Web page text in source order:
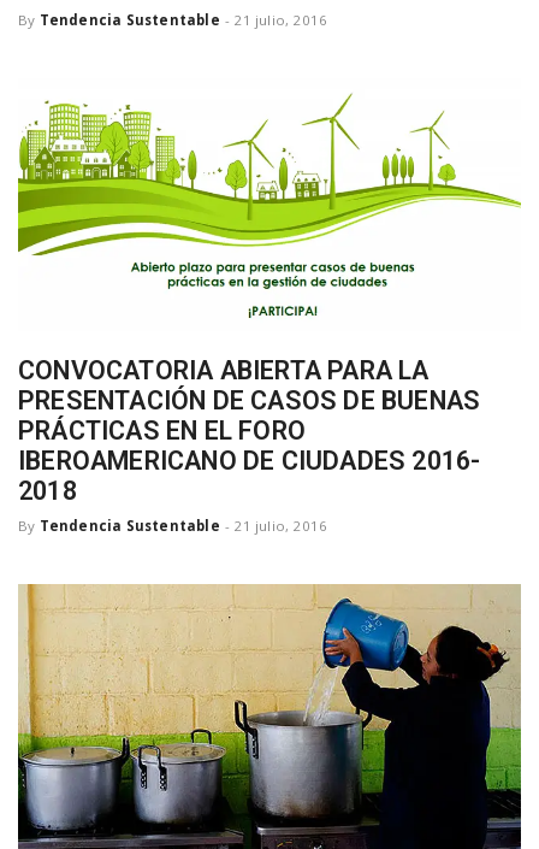
By Tendencia Sustentable - 21 julio, 2016
CONVOCATORIA ABIERTA PARA LA
PRESENTACIÓN DE CASOS DE BUENAS
PRÁCTICAS EN EL FORO
IBEROAMERICANO DE CIUDADES 2016-
2018
By Tendencia Sustentable - 21 julio, 2016